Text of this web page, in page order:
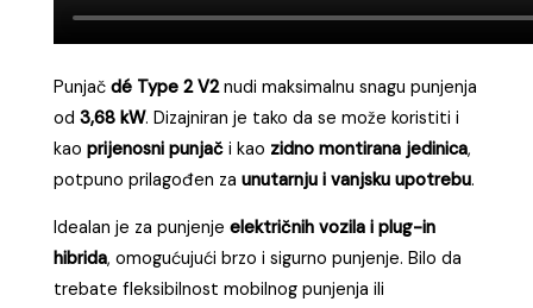
Punjačdé Type 2 V2nudi maksimalnu snagu punjenja
od3,68 kW. Dizajniran je tako da se može koristiti i
kaoprijenosni punjač i kao zidno montirana jedinica,
potpuno prilagođen zaunutarnju i vanjsku upotrebu.
Idealan je za punjenjeelektričnih vozila i plug-in
hibrida, omogućujući brzo i sigurno punjenje. Bilo da
trebate fleksibilnost mobilnog punjenja ili